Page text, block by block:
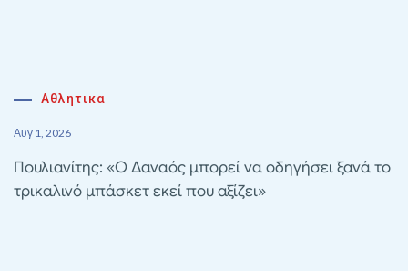
Αθλητικα
Αυγ 1, 2026
Πουλιανίτης: «Ο Δαναός μπορεί να οδηγήσει ξανά το
τρικαλινό μπάσκετ εκεί που αξίζει»